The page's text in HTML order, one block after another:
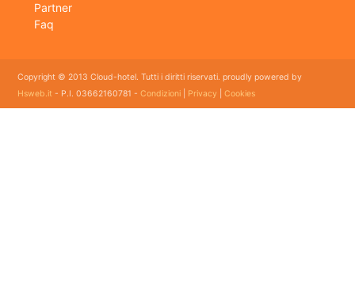
Partner
Faq
Copyright © 2013 Cloud-hotel. Tutti i diritti riservati. proudly powered by
Hsweb.it - P.I. 03662160781 -Condizioni Privacy |Cookies